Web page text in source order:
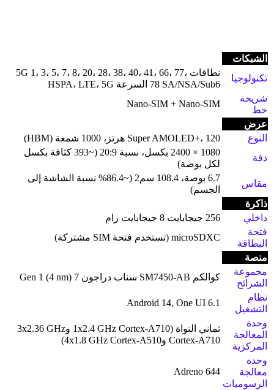
الشبكات
تكنولوجيا
نطاقات 5G 1، 3، 5، 7، 8، 20، 28، 38، 40، 41، 66، 77،
78 SA/NSA/Sub6 السرعة HSPA، LTE، 5G
شريحة
خط
Nano-SIM + Nano-SIM
عرض
النوع
Super AMOLED+، 120 هرتز، 1000 شمعة (HBM)
دقة
1080 × 2400 بكسل، نسبة 20:9 (~393 كثافة بكسل
لكل بوصة)
مقاس
6.7 بوصة، 108.4 سم2 (~86.4% نسبة الشاشة إلى
الجسم)
ذاكرة
داخلي
256 جيجابايت 8 جيجابايت رام
فتحة
البطاقة
microSDXC (تستخدم فتحة SIM مشتركة)
منصة
مجموعة
الشرائح
كوالكم SM7450-AB سناب دراجون 7 Gen 1 (4 nm)
نظام
التشغيل
Android 14, One UI 6.1
وحدة
المعالجة
المركزية
ثماني النواة (1x2.4 GHz Cortex-A710 و3x2.36 GHz
Cortex-A710 و4x1.8 GHz Cortex-A510)
وحدة
معالجة
الرسوميات
Adreno 644